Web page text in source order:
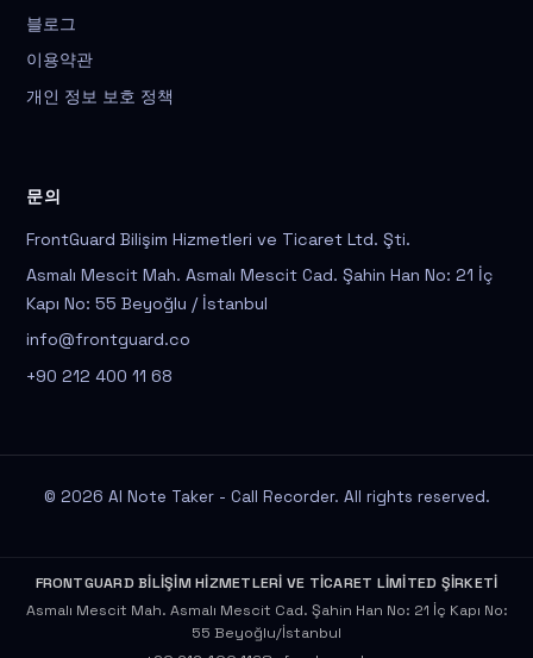
블로그
이용약관
개인 정보 보호 정책
문의
FrontGuard Bilişim Hizmetleri ve Ticaret Ltd. Şti.
Asmalı Mescit Mah. Asmalı Mescit Cad. Şahin Han No: 21 İç
Kapı No: 55 Beyoğlu / İstanbul
info@frontguard.co
+90 212 400 11 68
© 2026 AI Note Taker - Call Recorder. All rights reserved.
FRONTGUARD BİLİŞİM HİZMETLERİ VE TİCARET LİMİTED ŞİRKETİ
Asmalı Mescit Mah. Asmalı Mescit Cad. Şahin Han No: 21 İç Kapı No:
55 Beyoğlu/İstanbul